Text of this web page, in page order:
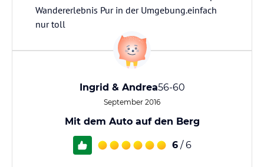
Wandererlebnis Pur in der Umgebung.einfach
nur toll
Ingrid & Andrea56-60
September 2016
Mit dem Auto auf den Berg
6 / 6